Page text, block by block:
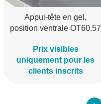
Appui-tête en gel,
position ventrale OT60.57
Prix visibles
uniquement pour les
clients inscrits